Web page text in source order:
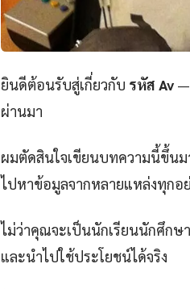
ยินดีต้อนรับสู่เกี่ยวกับ รหัส Av —
ผ่านมา
ผมตัดสินใจเขียนบทความนี้ขึ้นม
ไปหาข้อมูลจากหลายแหล่งทุกอ
ไม่ว่าคุณจะเป็นนักเรียนนักศึกษ
และนำไปใช้ประโยชน์ได้จริง